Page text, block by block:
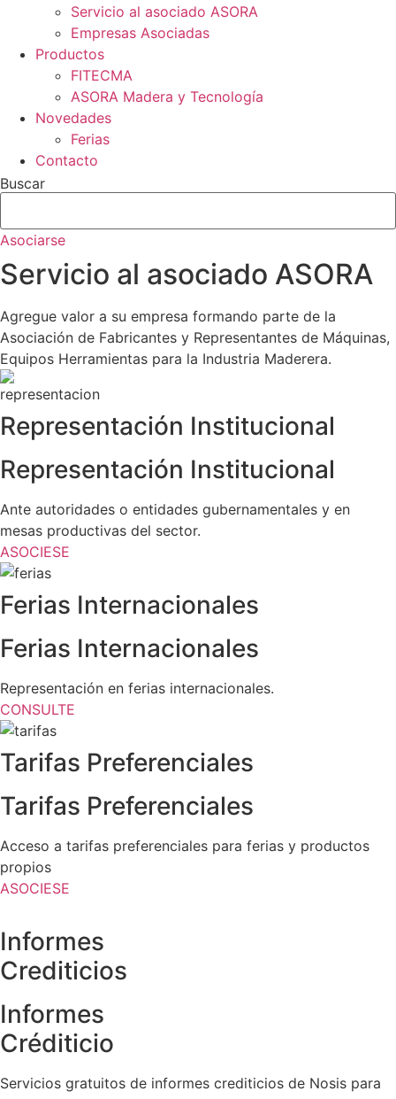
Servicio al asociado ASORA
Empresas Asociadas
Productos
FITECMA
ASORA Madera y Tecnología
Novedades
Ferias
Contacto
Buscar
Asociarse
Servicio al asociado ASORA
Agregue valor a su empresa formando parte de la
Asociación de Fabricantes y Representantes de Máquinas,
Equipos Herramientas para la Industria Maderera.
Representación Institucional
Representación Institucional
Ante autoridades o entidades gubernamentales y en
mesas productivas del sector.
ASOCIESE
Ferias Internacionales
Ferias Internacionales
Representación en ferias internacionales.
CONSULTE
Tarifas Preferenciales
Tarifas Preferenciales
Acceso a tarifas preferenciales para ferias y productos
propios
ASOCIESE
Informes
Crediticios
Informes
Créditicio
Servicios gratuitos de informes crediticios de Nosis para